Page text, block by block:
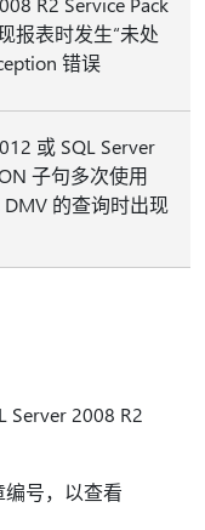
报表时发生“未处
错误
或 SQL Server
子句多次使用
DMV 的查询时出现
Server 2008 R2
号，以查看